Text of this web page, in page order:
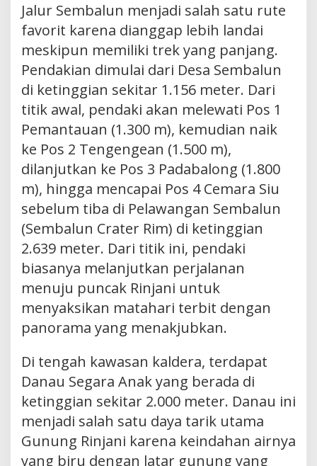
Jalur Sembalun menjadi salah satu rute
favorit karena dianggap lebih landai
meskipun memiliki trek yang panjang.
Pendakian dimulai dari Desa Sembalun
di ketinggian sekitar 1.156 meter. Dari
titik awal, pendaki akan melewati Pos 1
Pemantauan (1.300 m), kemudian naik
ke Pos 2 Tengengean (1.500 m),
dilanjutkan ke Pos 3 Padabalong (1.800
m), hingga mencapai Pos 4 Cemara Siu
sebelum tiba di Pelawangan Sembalun
(Sembalun Crater Rim) di ketinggian
2.639 meter. Dari titik ini, pendaki
biasanya melanjutkan perjalanan
menuju puncak Rinjani untuk
menyaksikan matahari terbit dengan
panorama yang menakjubkan.
Di tengah kawasan kaldera, terdapat
Danau Segara Anak yang berada di
ketinggian sekitar 2.000 meter. Danau ini
menjadi salah satu daya tarik utama
Gunung Rinjani karena keindahan airnya
yang biru dengan latar gunung yang